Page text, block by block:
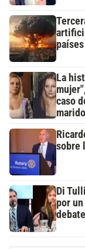
La
caso
marido
sobre
Di
por